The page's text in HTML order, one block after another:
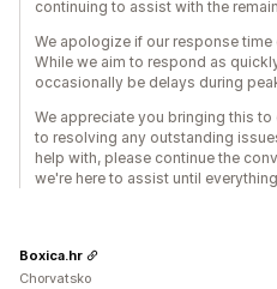
continuing to assist with the
We apologize if our response
While we aim to respond as
occasionally be delays during
We appreciate you bringing this
to resolving any outstanding
help with, please continue the
we're here to assist until
Boxica.hr
Chorvatsko